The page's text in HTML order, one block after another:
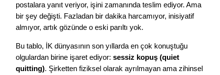
postalara yanıt veriyor, işini zamanında teslim ediyor. Ama
bir şey değişti. Fazladan bir dakika harcamıyor, inisiyatif
almıyor, artık gözünde o eski parıltı yok.
Bu tablo, İK dünyasının son yıllarda en çok konuştuğu
olgulardan birine işaret ediyor: sessiz kopuş (quiet
quitting). Şirketten fiziksel olarak ayrılmayan ama zihinsel